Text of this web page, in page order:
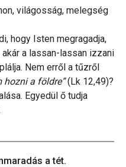
világosság, melegség
hogy Isten megragadja,
a lassan-lassan izzani
Nem erről a tűzről
hozni a földre”(Lk 12,49)?
Egyedül ő tudja
a tét.